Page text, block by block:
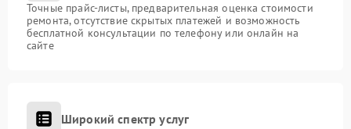
Точные прайс-листы, предварительная оценка стоимости
ремонта, отсутствие скрытых платежей и возможность
бесплатной консультации по телефону или онлайн на
сайте
Широкий спектр услуг